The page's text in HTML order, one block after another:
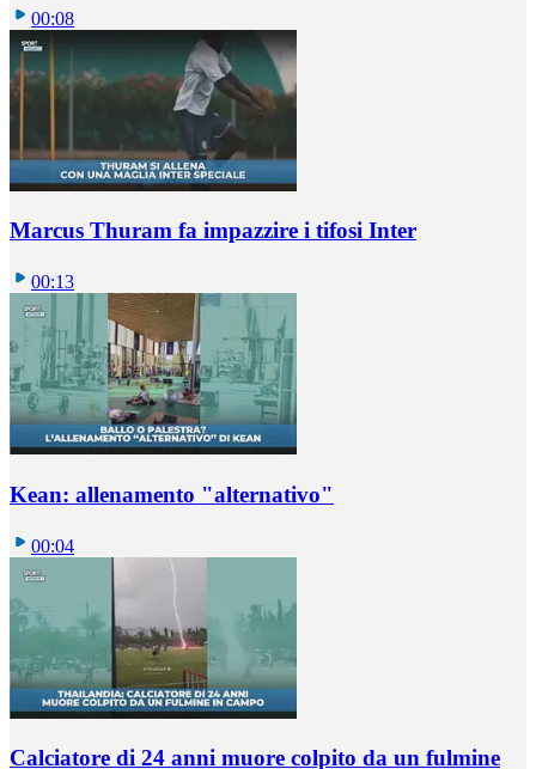
00:08
Marcus Thuram fa impazzire i tifosi Inter
00:13
Kean: allenamento "alternativo"
00:04
Calciatore di 24 anni muore colpito da un fulmine